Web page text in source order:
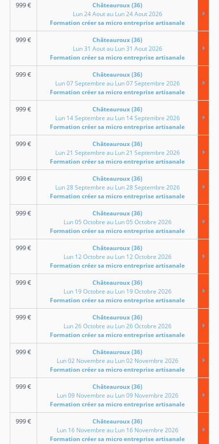
999€
Châteauroux (36)
Lun 24 Aout au Lun 24 Aout 2026
Formation créer sa micro entreprise artisanale
999€
Châteauroux (36)
Lun 31 Aout au Lun 31 Aout 2026
Formation créer sa micro entreprise artisanale
999€
Châteauroux (36)
Lun 07 Septembre au Lun 07 Septembre 2026
Formation créer sa micro entreprise artisanale
999€
Châteauroux (36)
Lun 14 Septembre au Lun 14 Septembre 2026
Formation créer sa micro entreprise artisanale
999€
Châteauroux (36)
Lun 21 Septembre au Lun 21 Septembre 2026
Formation créer sa micro entreprise artisanale
999€
Châteauroux (36)
Lun 28 Septembre au Lun 28 Septembre 2026
Formation créer sa micro entreprise artisanale
999€
Châteauroux (36)
Lun 05 Octobre au Lun 05 Octobre 2026
Formation créer sa micro entreprise artisanale
999€
Châteauroux (36)
Lun 12 Octobre au Lun 12 Octobre 2026
Formation créer sa micro entreprise artisanale
999€
Châteauroux (36)
Lun 19 Octobre au Lun 19 Octobre 2026
Formation créer sa micro entreprise artisanale
999€
Châteauroux (36)
Lun 26 Octobre au Lun 26 Octobre 2026
Formation créer sa micro entreprise artisanale
999€
Châteauroux (36)
Lun 02 Novembre au Lun 02 Novembre 2026
Formation créer sa micro entreprise artisanale
999€
Châteauroux (36)
Lun 09 Novembre au Lun 09 Novembre 2026
Formation créer sa micro entreprise artisanale
999€
Châteauroux (36)
Lun 16 Novembre au Lun 16 Novembre 2026
Formation créer sa micro entreprise artisanale